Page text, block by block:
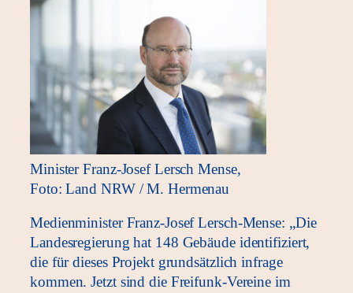
Minister Franz-Josef Lersch Mense,
Foto: Land NRW / M. Hermenau
Medienminister Franz-Josef Lersch-Mense: „Die
Landesregierung hat 148 Gebäude identifiziert,
die für dieses Projekt grundsätzlich infrage
kommen. Jetzt sind die Freifunk-Vereine im